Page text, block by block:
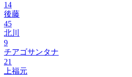
14
後藤
45
北川
9
チアゴサンタナ
21
上福元